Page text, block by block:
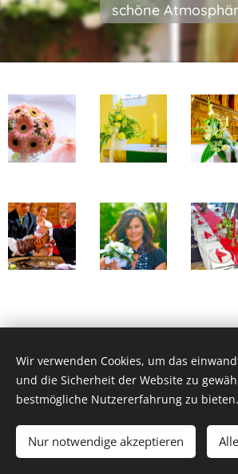
schöne
© 2021 AnjasFloristik / Blumen-
Liebevoll gefertigt - nach Ihren Wünschen
Wir verwenden Cookies, um das
und die Sicherheit der Website zu
bestmögliche Nutzererfahrung zu bieten.
Nur notwendige akzeptieren